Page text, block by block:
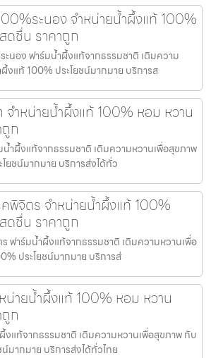
ระนอง จำหน่ายน้ำผึ้งแท้ 100%
ดชื่น ราคาถูก
นอง ฟาร์มน้ำผึ้งแท้จากธรรมชาติ เติมความ
งแท้ 100% ประโยชน์มากมาย บริการส
จำหน่ายน้ำผึ้งแท้ 100% หอม หวาน
ก
ำผึ้งแท้จากธรรมชาติ เติมความหวานเพื่อสุขภาพ
ยชน์มากมาย บริการส่งได้ทั่ว
พิจิตร จำหน่ายน้ำผึ้งแท้ 100%
ดชื่น ราคาถูก
ฟาร์มน้ำผึ้งแท้จากธรรมชาติ เติมความหวานเพื่อ
ประโยชน์มากมาย บริการส่
น่ายน้ำผึ้งแท้ 100% หอม หวาน
ก
แท้จากธรรมชาติ เติมความหวานเพื่อสุขภาพ กับ
มากมาย บริการส่งได้ทั่วไทย